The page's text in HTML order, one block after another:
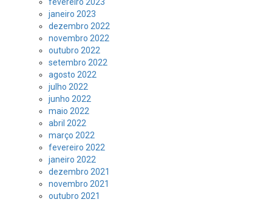
janeiro 2023
dezembro 2022
novembro 2022
outubro 2022
setembro 2022
agosto 2022
julho 2022
junho 2022
maio 2022
abril 2022
março 2022
fevereiro 2022
janeiro 2022
dezembro 2021
novembro 2021
outubro 2021